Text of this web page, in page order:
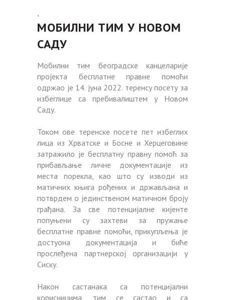
,
МОБИЛНИ ТИМ У НОВОМ
САДУ
Мобилни тим београдске канцеларије
пројекта бесплатне правне помоћи
одржао је 14. јуна 2022. теренсу посету за
избеглице са пребивалиштем у Новом
Саду.
Током ове теренске посете пет избеглих
лица из Хрватске и Босне и Херцеговине
затражило је бесплатну правну помоћ за
прибављање личне документације из
места порекла, као што су изводи из
матичних књига рођених и држављана и
потврдем о јединственом матичном броју
грађана. За све потенцијалне кијенте
попуњени су захтеви за пружање
бесплатне правне помоћи, прикупљења је
достуона документација и биће
прослеђена партнерској организацији у
Сиску.
Након састанака са потенцијални
корисницима, тим се састао и са